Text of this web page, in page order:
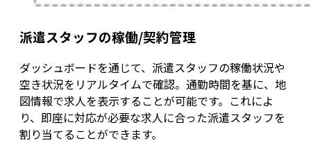
派遣スタッフの稼働/契約管理
ダッシュボードを通じて、派遣スタッフの稼働状況や
空き状況をリアルタイムで確認。通勤時間を基に、地
図情報で求人を表示することが可能です。これによ
り、即座に対応が必要な求人に合った派遣スタッフを
割り当てることができます。